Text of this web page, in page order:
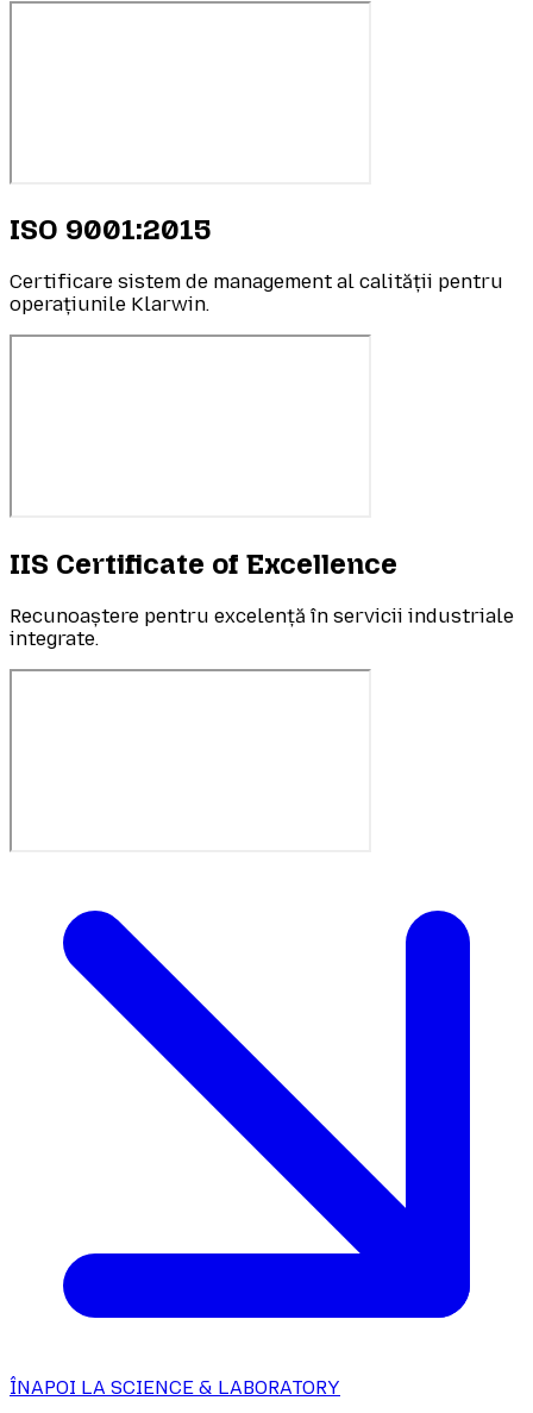
ISO 9001:2015
Certificare sistem de management al calității pentru
operațiunile Klarwin.
IIS Certificate of Excellence
Recunoaștere pentru excelență în servicii industriale
integrate.
ÎNAPOI LA SCIENCE & LABORATORY